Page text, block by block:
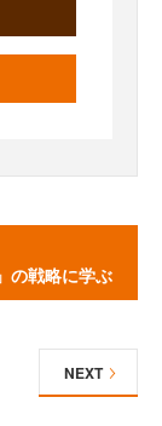
の戦略に学ぶ
NEXT